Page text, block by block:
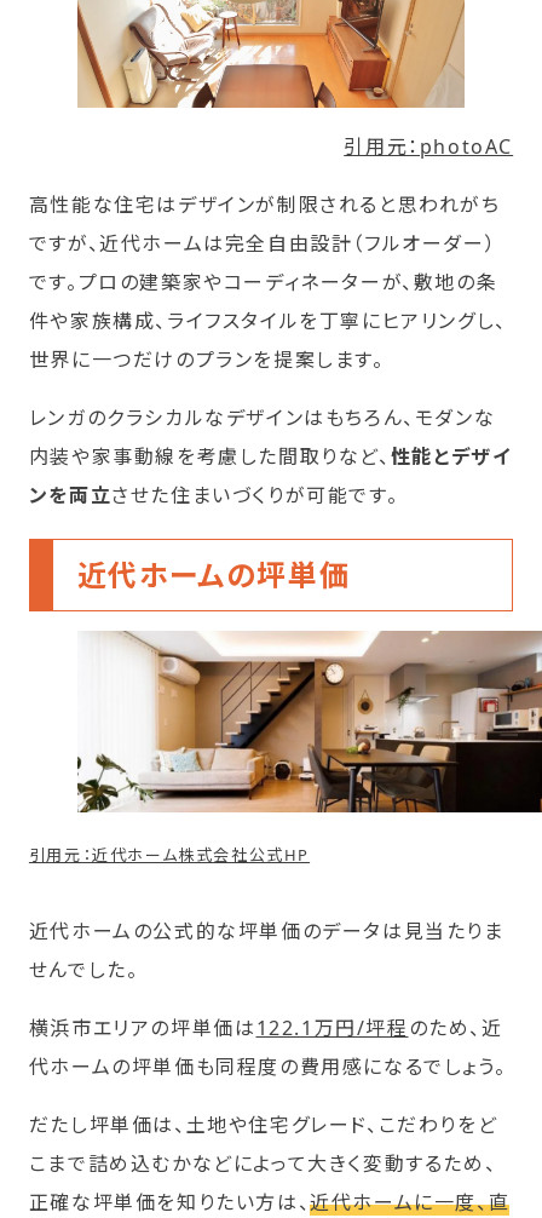
引用元：photoAC
高性能な住宅はデザインが制限されると思われがち
ですが、近代ホームは完全自由設計（フルオーダー）
です。プロの建築家やコーディネーターが、敷地の条
件や家族構成、ライフスタイルを丁寧にヒアリングし、
世界に一つだけのプランを提案します。
レンガのクラシカルなデザインはもちろん、モダンな
内装や家事動線を考慮した間取りなど、性能とデザイ
ンを両立させた住まいづくりが可能です。
近代ホームの坪単価
引用元：近代ホーム株式会社公式HP
近代ホームの公式的な坪単価のデータは見当たりま
せんでした。
横浜市エリアの坪単価は122.1万円/坪程 のため、近
代ホームの坪単価も同程度の費用感になるでしょう。
だたし坪単価は、土地や住宅グレード、こだわりをど
こまで詰め込むかなどによって大きく変動するため、
正確な坪単価を知りたい方は、近代ホームに一度、直